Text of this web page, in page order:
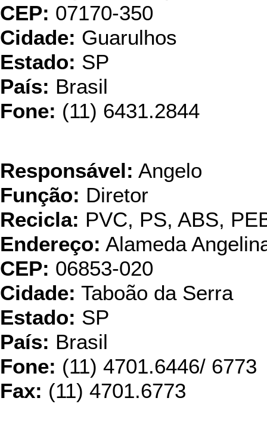
CEP: 07170-350
Cidade: Guarulhos
Estado: SP
País: Brasil
Fone: (11) 6431.2844
Responsável: Angelo
Função: Diretor
Recicla: PVC, PS, ABS,
Endereço: Alameda
CEP: 06853-020
Cidade: Taboão da Serra
Estado: SP
País: Brasil
Fone: (11) 4701.6446/ 6773
Fax: (11) 4701.6773